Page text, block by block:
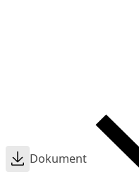
Dokument